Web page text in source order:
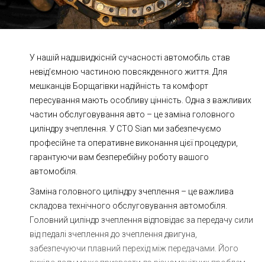
У нашій надшвидкісній сучасності автомобіль став
невід’ємною частиною повсякденного життя. Для
мешканців Борщагівки надійність та комфорт
пересування мають особливу цінність. Одна з важливих
частин обслуговування авто – це заміна головного
циліндру зчеплення. У СТО Sian ми забезпечуємо
професійне та оперативне виконання цієї процедури,
гарантуючи вам безперебійну роботу вашого
автомобіля.
Заміна головного циліндру зчеплення – це важлива
складова технічного обслуговування автомобіля.
Головний циліндр зчеплення відповідає за передачу сили
від педалі зчеплення до зчеплення двигуна,
забезпечуючи плавний перехід між передачами. Його